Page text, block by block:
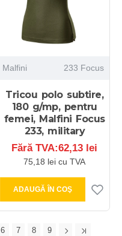
Malfini 233 Focus
Tricou polo subtire,
180 g/mp, pentru
femei, Malfini Focus
233, military
Fără TVA:62,13 lei
75,18 lei cu TVA
ADAUGĂ ÎN COŞ
6 7 8
9